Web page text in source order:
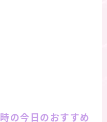
の今日のおすすめ